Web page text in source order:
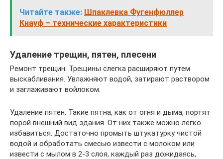
Читайте также: Шпаклевка Фугенфюллер
Кнауф – технические характеристики
Удаление трещин, пятен, плесени
Ремонт трещин. Трещины слегка расширяют путем
выскабливания. Увлажняют водой, затирают раствором
и заглаживают войлоком.
Удаление пятен. Такие пятна, как от огня и дыма, портят
порой внешний вид здания. От них также можно легко
избавиться. Достаточно промыть штукатурку чистой
водой и обработать смесью извести с молоком или
извести с мылом в 2-3 слоя, каждый раз дожидаясь,